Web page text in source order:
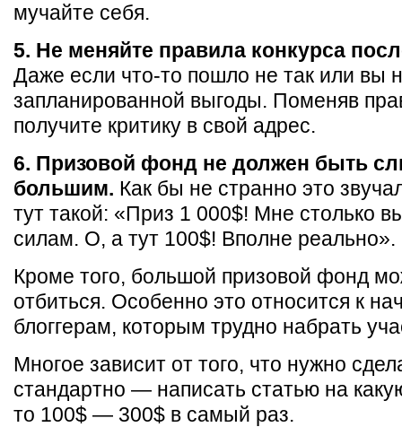
мучайте себя.
5. Не меняйте правила конкурса
Даже если что-то пошло не так или вы
запланированной выгоды. Поменяв
получите критику в свой адрес.
6. Призовой фонд не должен быть
большим. Как бы не странно это
тут такой: «Приз 1 000$! Мне столько
силам. О, а тут 100$! Вполне реально».
Кроме того, большой призовой фонд
отбиться. Особенно это относится к
блоггерам, которым трудно набрать
Многое зависит от того, что нужно
стандартно — написать статью на
то 100$ — 300$ в самый раз.